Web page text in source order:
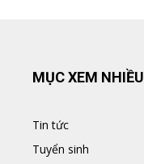
MỤC XEM NHIỀU
Tin tức
Tuyển sinh